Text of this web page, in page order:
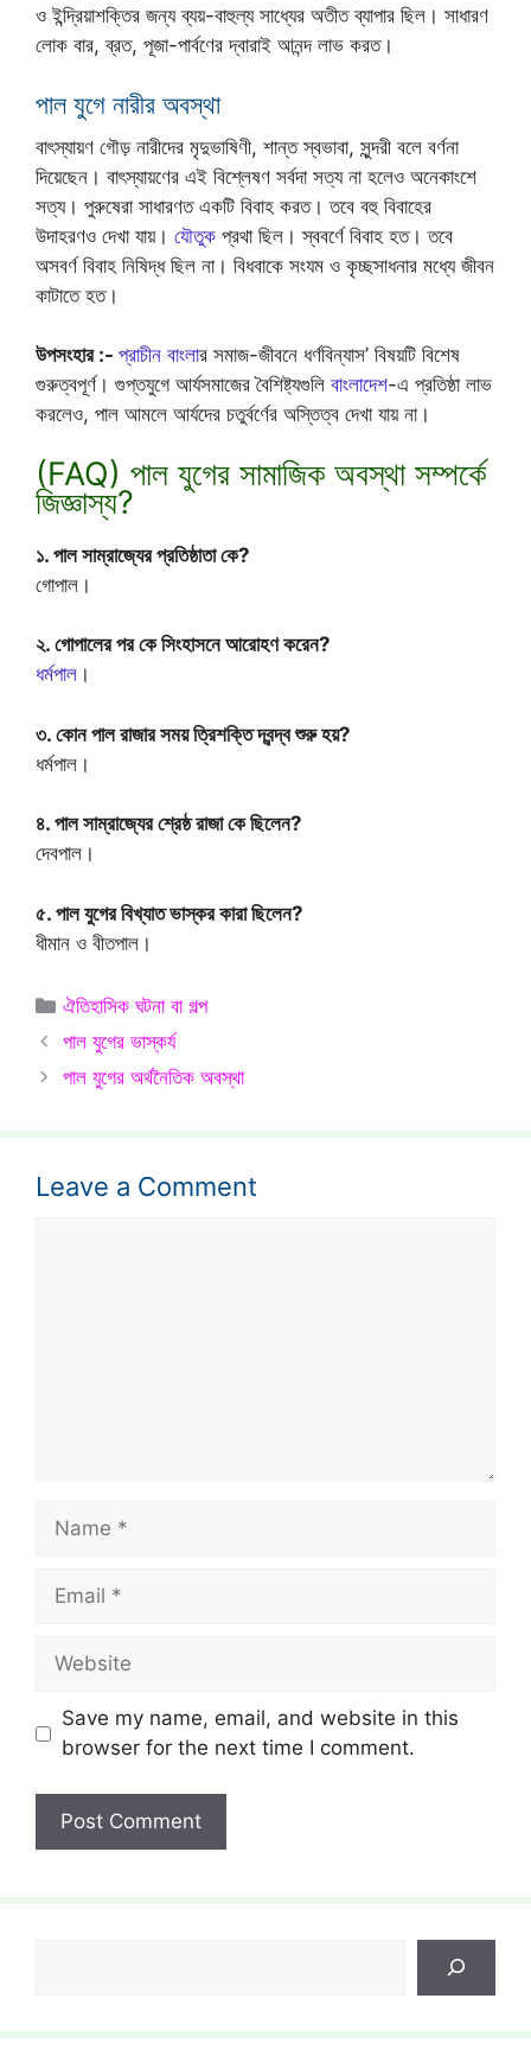
ও ইন্দ্রিয়াশক্তির জন্য ব্যয়-বাহুল্য সাধ্যের অতীত ব্যাপার ছিল। সাধারণ
লোক বার, ব্রত, পূজা-পার্বণের দ্বারাই আনন্দ লাভ করত।
পাল যুগে নারীর অবস্থা
বাৎস্যায়ণ গৌড় নারীদের মৃদুভাষিণী, শান্ত স্বভাবা, সুন্দরী বলে বর্ণনা
দিয়েছেন। বাৎস্যায়ণের এই বিশ্লেষণ সর্বদা সত্য না হলেও অনেকাংশে
সত্য। পুরুষেরা সাধারণত একটি বিবাহ করত। তবে বহু বিবাহের
উদাহরণও দেখা যায়। যৌতুক প্রথা ছিল। স্ববর্ণে বিবাহ হত। তবে
অসবর্ণ বিবাহ নিষিদ্ধ ছিল না। বিধবাকে সংযম ও কৃচ্ছসাধনার মধ্যে জীবন
কাটাতে হত।
উপসংহার :- প্রাচীন বাংলার সমাজ-জীবনে ধর্ণবিন্যাস’ বিষয়টি বিশেষ
গুরুত্বপূর্ণ। গুপ্তযুগে আর্যসমাজের বৈশিষ্ট্যগুলি বাংলাদেশ-এ প্রতিষ্ঠা লাভ
করলেও, পাল আমলে আর্যদের চতুর্বর্ণের অস্তিত্ব দেখা যায় না।
(FAQ) পাল যুগের সামাজিক অবস্থা সম্পর্কে
জিজ্ঞাস্য?
১. পাল সাম্রাজ্যের প্রতিষ্ঠাতা কে?
গোপাল।
২. গোপালের পর কে সিংহাসনে আরোহণ করেন?
ধর্মপাল ।
৩. কোন পাল রাজার সময় ত্রিশক্তি দ্বন্দ্ব শুরু হয়?
ধর্মপাল।
৪. পাল সাম্রাজ্যের শ্রেষ্ঠ রাজা কে ছিলেন?
দেবপাল।
৫. পাল যুগের বিখ্যাত ভাস্কর কারা ছিলেন?
ধীমান ও বীতপাল।
Categories
ঐতিহাসিক ঘটনা বা গল্প
পাল যুগের ভাস্কর্য
পাল যুগের অর্থনৈতিক অবস্থা
Leave a Comment
Name
Email
Website
Save my name, email, and website in this
browser for the next time I comment.